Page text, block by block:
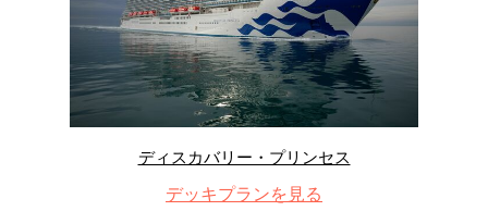
ディスカバリー・プリンセス
デッキプランを見る